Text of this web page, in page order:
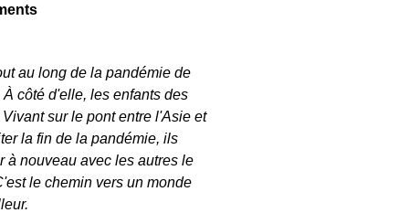
au long de la pandémie de
côté d'elle, les enfants des
sur le pont entre l'Asie et
la fin de la pandémie, ils
à nouveau avec les autres le
le chemin vers un monde